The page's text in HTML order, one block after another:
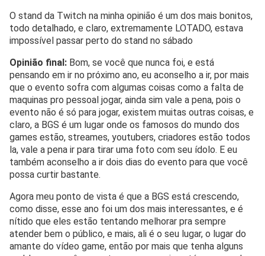
O stand da Twitch na minha opinião é um dos mais bonitos,
todo detalhado, e claro, extremamente LOTADO, estava
impossível passar perto do stand no sábado
Opinião final: Bom, se você que nunca foi, e está
pensando em ir no próximo ano, eu aconselho a ir, por mais
que o evento sofra com algumas coisas como a falta de
maquinas pro pessoal jogar, ainda sim vale a pena, pois o
evento não é só para jogar, existem muitas outras coisas, e
claro, a BGS é um lugar onde os famosos do mundo dos
games estão, streames, youtubers, criadores estão todos
la, vale a pena ir para tirar uma foto com seu ídolo. E eu
também aconselho a ir dois dias do evento para que você
possa curtir bastante.
Agora meu ponto de vista é que a BGS está crescendo,
como disse, esse ano foi um dos mais interessantes, e é
nítido que eles estão tentando melhorar pra sempre
atender bem o público, e mais, ali é o seu lugar, o lugar do
amante do vídeo game, então por mais que tenha alguns